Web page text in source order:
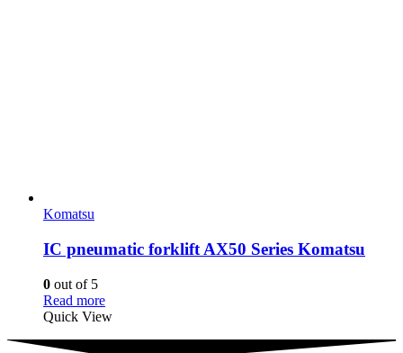
Komatsu
IC pneumatic forklift AX50 Series Komatsu
0 out of 5
Read more
Quick View